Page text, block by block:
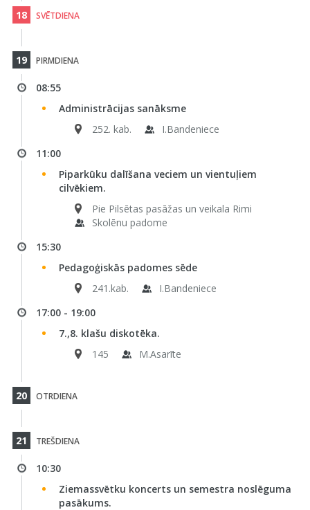
18 SVĒTDIENA
19 PIRMDIENA
08:55
Administrācijas sanāksme
252. kab.
I.Bandeniece
11:00
Piparkūku dalīšana veciem un vientuļiem
cilvēkiem.
Pie Pilsētas pasāžas un veikala Rimi
Skolēnu padome
15:30
Pedagoģiskās padomes sēde
241.kab.
I.Bandeniece
17:00 - 19:00
7.,8. klašu diskotēka.
145
M.Asarīte
20 OTRDIENA
21 TREŠDIENA
10:30
Ziemassvētku koncerts un semestra noslēguma
pasākums.